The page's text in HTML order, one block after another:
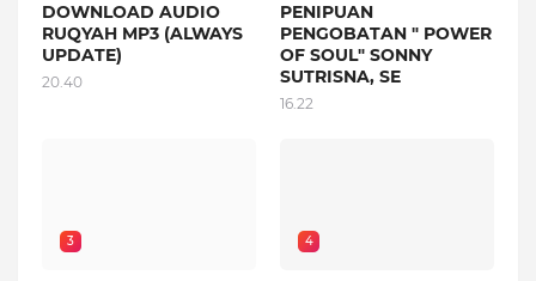
DOWNLOAD AUDIO
RUQYAH MP3 (ALWAYS
UPDATE)
20.40
PENIPUAN
PENGOBATAN " POWER
OF SOUL" SONNY
SUTRISNA, SE
16.22
3 4